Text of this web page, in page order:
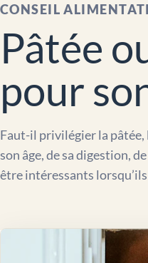
CONSEIL
Pâtée
pour
Faut-il privilégier la pâtée,
son âge, de sa digestion,
être intéressants